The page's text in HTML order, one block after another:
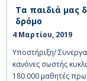
Τα παιδιά μας
δρόμο
4 Μαρτίου, 2019
Υποστήριξη/
κανόνες σωστής
180.000 μαθητές